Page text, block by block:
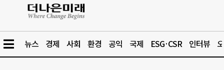
뉴스 경제 사회 환경 공익 국제 ESG·CSR 인터뷰